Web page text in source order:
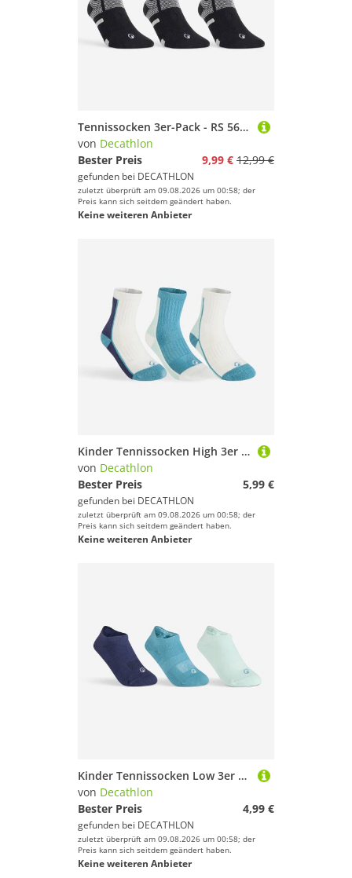
Tennissocken 3er-Pack - RS 560 schwarz/grau
von Decathlon
Bester Preis
9,99 € 12,99 €
gefunden bei DECATHLON
zuletzt überprüft am 09.08.2026 um 00:58; der
Preis kann sich seitdem geändert haben.
Keine weiteren Anbieter
Kinder Tennissocken High 3er Pack - RS 500 bunt
von Decathlon
Bester Preis
5,99 €
gefunden bei DECATHLON
zuletzt überprüft am 09.08.2026 um 00:58; der
Preis kann sich seitdem geändert haben.
Keine weiteren Anbieter
Kinder Tennissocken Low 3er Pack - RS 160 JR grün
von Decathlon
Bester Preis
4,99 €
gefunden bei DECATHLON
zuletzt überprüft am 09.08.2026 um 00:58; der
Preis kann sich seitdem geändert haben.
Keine weiteren Anbieter